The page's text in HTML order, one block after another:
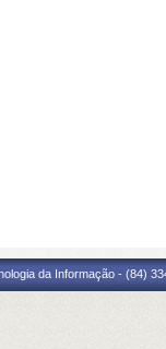
da Informação - (84)